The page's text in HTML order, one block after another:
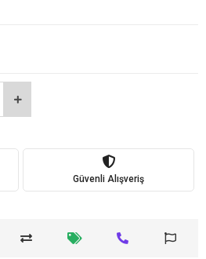
Güvenli Alışveriş